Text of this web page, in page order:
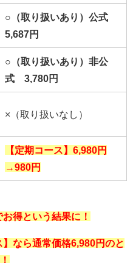
○（取り扱いあり）公式
5,687円
○（取り扱いあり）非公
式 3,780円
×（取り扱いなし）
【定期コース】6,980円
→980円
得という結果に！
】なら通常価格6,980円のと